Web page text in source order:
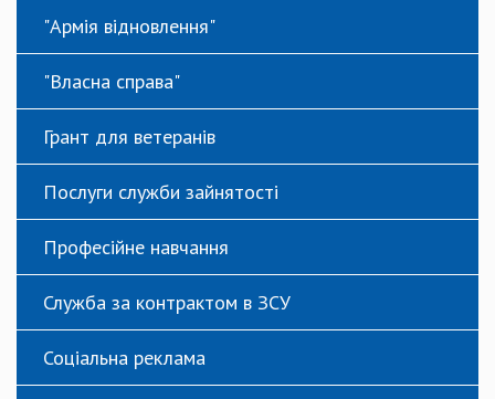
"Армія відновлення"
"Власна справа"
Грант для ветеранів
Послуги служби зайнятості
Професійне навчання
Служба за контрактом в ЗСУ
Соціальна реклама